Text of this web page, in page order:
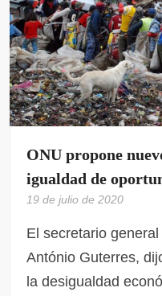
ONU propone
igualdad de
19 de julio de 2020
El secretario
António Guterres,
la desigualdad